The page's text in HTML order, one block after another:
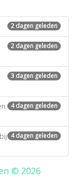
2 dagen geleden
2 dagen geleden
3 dagen geleden
4 dagen geleden
4 dagen geleden
© 2026